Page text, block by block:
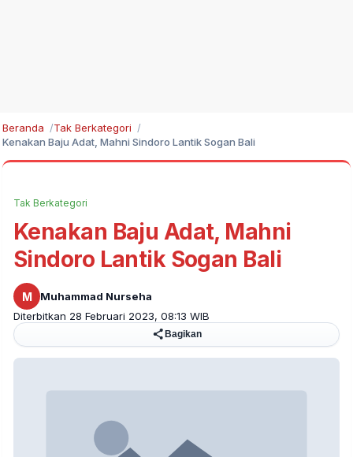
Beranda
Tak Berkategori
Kenakan Baju Adat, Mahni Sindoro Lantik Sogan Bali
Tak Berkategori
Kenakan Baju Adat, Mahni
Sindoro Lantik Sogan Bali
M
Muhammad Nurseha
Diterbitkan 28 Februari 2023, 08:13 WIB
Bagikan